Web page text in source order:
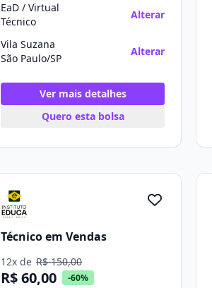
EaD / Virtual
Técnico
Alterar
Vila Suzana
São Paulo/SP
Alterar
Ver mais detalhes
Quero esta bolsa
Técnico em Vendas
12x de R$ 150,00
R$ 60,00 -60%